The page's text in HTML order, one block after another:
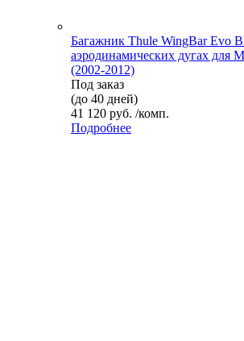
Багажник Thule WingBar Evo
аэродинамических дугах для
(2002-2012)
Под заказ
(до 40 дней)
41 120 руб. /комп.
Подробнее